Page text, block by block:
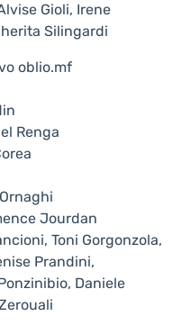
Gioli, Irene
Silingardi
oblio.mf
Renga
Jourdan
Toni Gorgonzola,
Prandini,
Daniele